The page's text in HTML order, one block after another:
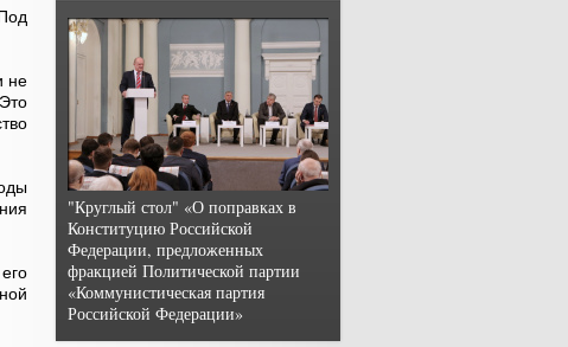
не
"Круглый стол" «О поправках в
Конституцию Российской
Федерации, предложенных
фракцией Политической партии
«Коммунистическая партия
Российской Федерации»